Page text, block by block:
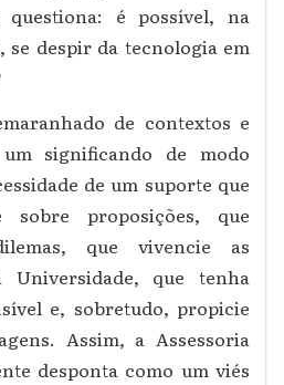
é possível, na
se despir da tecnologia em
de contextos e
significando de modo
de um suporte que
sobre proposições, que
que vivencie as
Universidade, que tenha
e, sobretudo, propicie
Assim, a Assessoria
desponta como um viés